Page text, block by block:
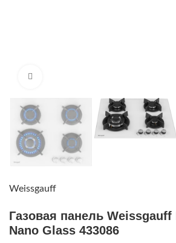
Weissgauff
Газовая панель Weissgauff
Nano Glass 433086